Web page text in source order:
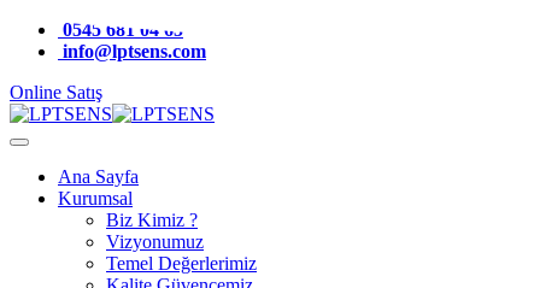
0545 681 04 65
info@lptsens.com
Online Satış
Ana Sayfa
Kurumsal
Biz Kimiz ?
Vizyonumuz
Temel Değerlerimiz